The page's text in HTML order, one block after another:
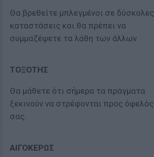
Θα βρεθείτε μπλεγμένοι σε δύσκολες
καταστάσεις και θα πρέπει να
συμμαζέψετε τα λάθη των άλλων.
ΤΟΞΟΤΗΣ
Θα μάθετε ότι σήμερα τα πράγματα
ξεκινούν να στρέφονται προς όφελός
σας.
ΑΙΓΟΚΕΡΩΣ